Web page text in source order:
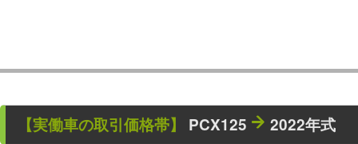
【実働車の取引価格帯】 PCX125 2022年式